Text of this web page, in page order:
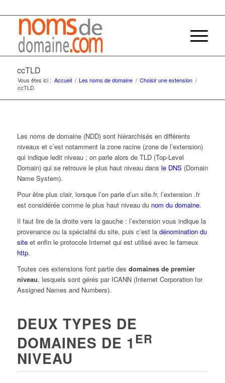
ccTLD
Vous êtes ici : Accueil / Les noms de domaine / Choisir une extension /
ccTLD
Les noms de domaine (NDD) sont hiérarchisés en différents
niveaux et c’est notamment la zone racine (zone de l’extension)
qui indique ledit niveau ; on parle alors de TLD (Top-Level
Domain) qui se retrouve le plus haut niveau dans le DNS (Domain
Name System).
Pour être plus clair, lorsque l’on parle d’un site.fr, l’extension .fr
est considérée comme le plus haut niveau du nom du domaine.
Il faut lire de la droite vers la gauche : l’extension vous indique la
provenance ou la spécialité du site, puis c’est la dénomination du
site et enfin le protocole Internet qui est utilisé avec le fameux
http.
Toutes ces extensions font partie des domaines de premier
niveau, lesquels sont gérés par ICANN (Internet Corporation for
Assigned Names and Numbers).
DEUX TYPES DE
DOMAINES DE 1 ER
NIVEAU